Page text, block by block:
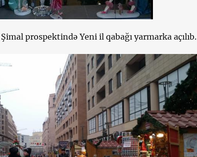
prospektində Yeni il qabağı yarmarka açılıb.